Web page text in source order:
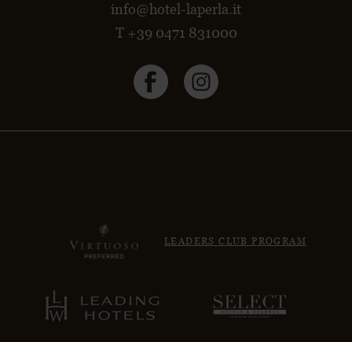
info@hotel-laperla.it
T +39 0471 831000
LEADERS CLUB PROGRAM